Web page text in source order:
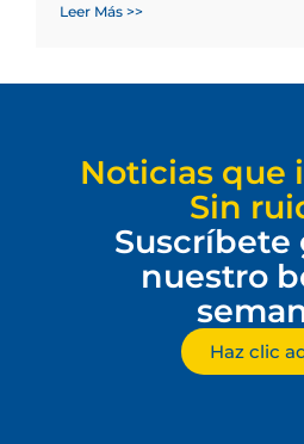
Leer Más >>
Noticias que
Sin
Suscríbete
nuestro
Haz clic